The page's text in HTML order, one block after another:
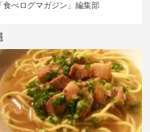
食べログマガジン」編集部